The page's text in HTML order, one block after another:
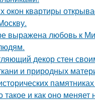
окон квартиры
выражена любовь к
декор стен
и природных
такое и как оно